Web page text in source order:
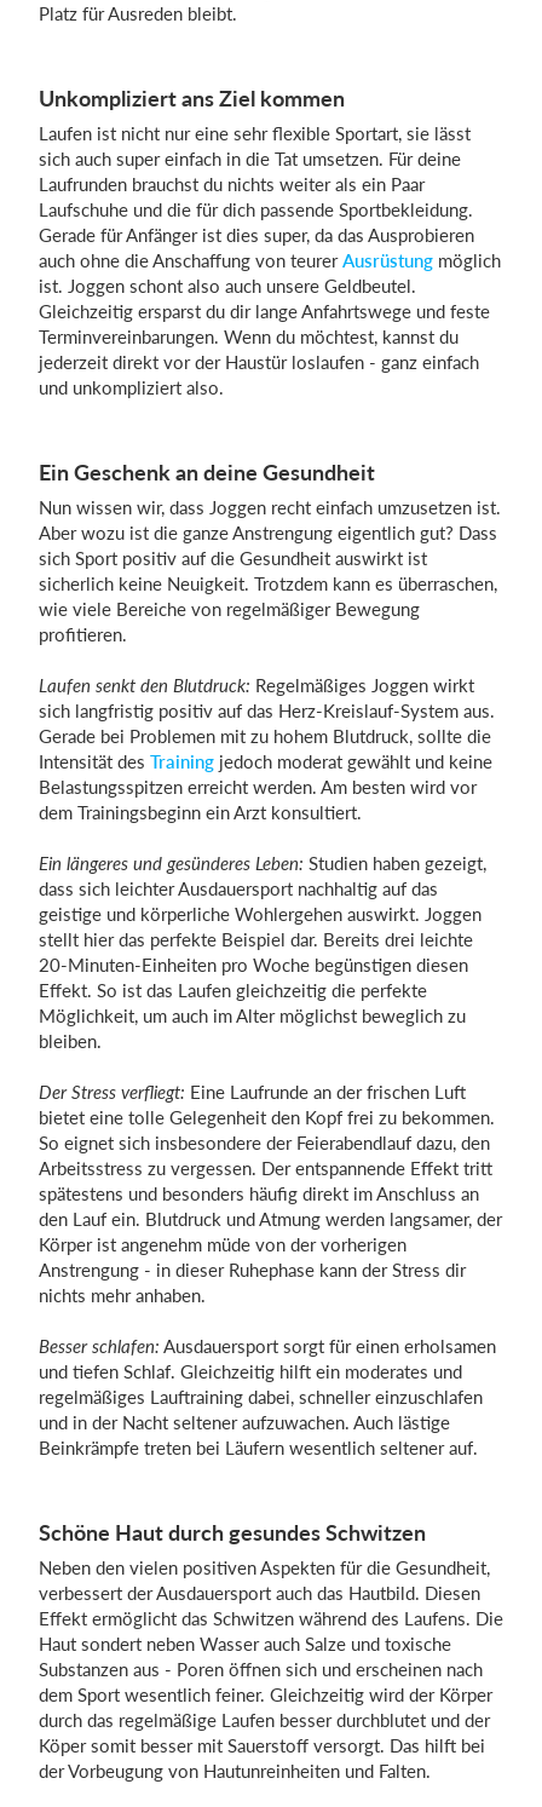
Platz für Ausreden bleibt.
Unkompliziert ans Ziel kommen
Laufen ist nicht nur eine sehr flexible Sportart, sie lässt
sich auch super einfach in die Tat umsetzen. Für deine
Laufrunden brauchst du nichts weiter als ein Paar
Laufschuhe und die für dich passende Sportbekleidung.
Gerade für Anfänger ist dies super, da das Ausprobieren
auch ohne die Anschaffung von teurer Ausrüstung möglich
ist. Joggen schont also auch unsere Geldbeutel.
Gleichzeitig ersparst du dir lange Anfahrtswege und feste
Terminvereinbarungen. Wenn du möchtest, kannst du
jederzeit direkt vor der Haustür loslaufen - ganz einfach
und unkompliziert also.
Ein Geschenk an deine Gesundheit
Nun wissen wir, dass Joggen recht einfach umzusetzen ist.
Aber wozu ist die ganze Anstrengung eigentlich gut? Dass
sich Sport positiv auf die Gesundheit auswirkt ist
sicherlich keine Neuigkeit. Trotzdem kann es überraschen,
wie viele Bereiche von regelmäßiger Bewegung
profitieren.
Laufen senkt den Blutdruck: Regelmäßiges Joggen wirkt
sich langfristig positiv auf das Herz-Kreislauf-System aus.
Gerade bei Problemen mit zu hohem Blutdruck, sollte die
Intensität des Training jedoch moderat gewählt und keine
Belastungsspitzen erreicht werden. Am besten wird vor
dem Trainingsbeginn ein Arzt konsultiert.
Ein längeres und gesünderes Leben: Studien haben gezeigt,
dass sich leichter Ausdauersport nachhaltig auf das
geistige und körperliche Wohlergehen auswirkt. Joggen
stellt hier das perfekte Beispiel dar. Bereits drei leichte
20-Minuten-Einheiten pro Woche begünstigen diesen
Effekt. So ist das Laufen gleichzeitig die perfekte
Möglichkeit, um auch im Alter möglichst beweglich zu
bleiben.
Der Stress verfliegt: Eine Laufrunde an der frischen Luft
bietet eine tolle Gelegenheit den Kopf frei zu bekommen.
So eignet sich insbesondere der Feierabendlauf dazu, den
Arbeitsstress zu vergessen. Der entspannende Effekt tritt
spätestens und besonders häufig direkt im Anschluss an
den Lauf ein. Blutdruck und Atmung werden langsamer, der
Körper ist angenehm müde von der vorherigen
Anstrengung - in dieser Ruhephase kann der Stress dir
nichts mehr anhaben.
Besser schlafen: Ausdauersport sorgt für einen erholsamen
und tiefen Schlaf. Gleichzeitig hilft ein moderates und
regelmäßiges Lauftraining dabei, schneller einzuschlafen
und in der Nacht seltener aufzuwachen. Auch lästige
Beinkrämpfe treten bei Läufern wesentlich seltener auf.
Schöne Haut durch gesundes Schwitzen
Neben den vielen positiven Aspekten für die Gesundheit,
verbessert der Ausdauersport auch das Hautbild. Diesen
Effekt ermöglicht das Schwitzen während des Laufens. Die
Haut sondert neben Wasser auch Salze und toxische
Substanzen aus - Poren öffnen sich und erscheinen nach
dem Sport wesentlich feiner. Gleichzeitig wird der Körper
durch das regelmäßige Laufen besser durchblutet und der
Köper somit besser mit Sauerstoff versorgt. Das hilft bei
der Vorbeugung von Hautunreinheiten und Falten.